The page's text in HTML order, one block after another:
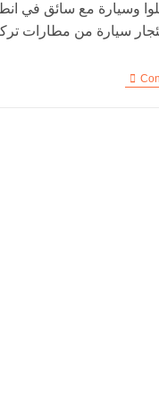
وسيارة مع سائق في
سيارة من مطارات